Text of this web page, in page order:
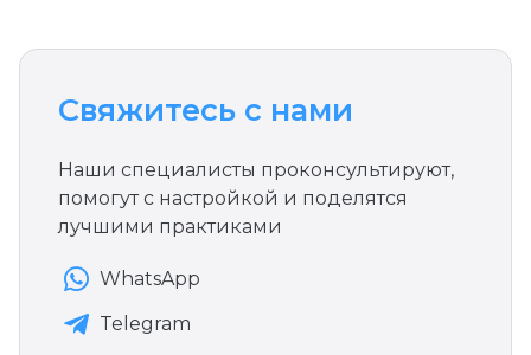
Свяжитесь с нами
Наши специалисты проконсультируют,
помогут с настройкой и поделятся
лучшими практиками
WhatsApp
Telegram